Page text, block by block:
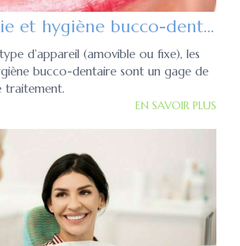
Orthodontie et hygiène bucco-dentaire
d’appareil (amovible ou fixe), les
bucco-dentaire sont un gage de
traitement.
EN SAVOIR PLUS